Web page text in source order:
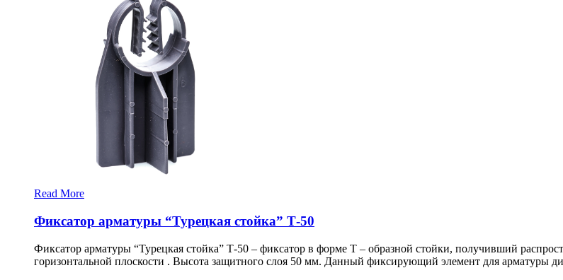
Read More
Фиксатор арматуры “Турецкая стойка” Т-50
Фиксатор арматуры “Турецкая стойка” Т-50 – фиксатор в форме Т – образной стойки, получивший
горизонтальной плоскости . Высота защитного слоя 50 мм. Данный фиксирующий элемент для арматуры